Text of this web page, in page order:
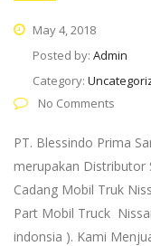
May 4, 2018
Posted by: Admin
Category:
No Comments
PT. Blessindo Prima
merupakan Distributor
Cadang Mobil Truk
Part Mobil Truck
indonsia ). Kami